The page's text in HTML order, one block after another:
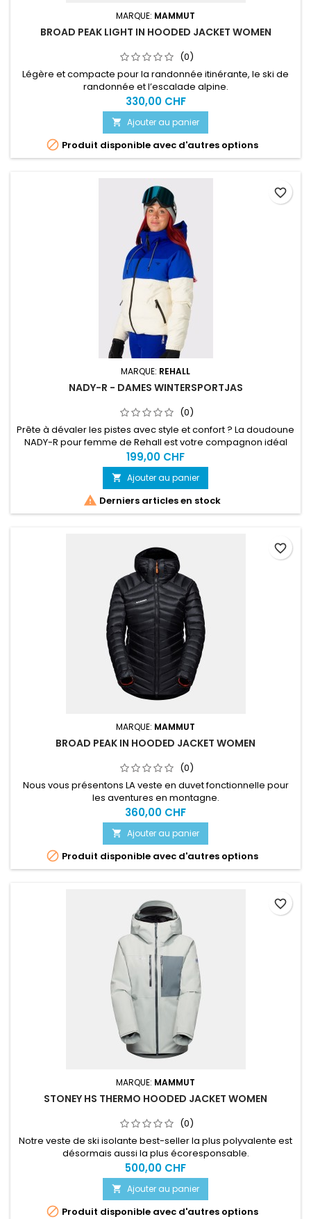
MARQUE: MAMMUT
BROAD PEAK LIGHT IN HOODED JACKET WOMEN
(0)
Légère et compacte pour la randonnée itinérante, le ski de
randonnée et l’escalade alpine.
330,00 CHF
 Ajouter au panier
 Produit disponible avec d'autres options
MARQUE: REHALL
NADY-R - DAMES WINTERSPORTJAS
(0)
Prête à dévaler les pistes avec style et confort ? La doudoune
NADY-R pour femme de Rehall est votre compagnon idéal
pour un hiver plein d'aventures. Cette veste de sports d'hiver
courte allie fonctionnalité et design tendance, idéale pour le
ski, le snowboard ou simplement pour profiter de la neige.
Fabriquée à partir de polyester 100 % recyclé, cette...
199,00 CHF
 Ajouter au panier
 Derniers articles en stock
favorite_border
MARQUE: MAMMUT
BROAD PEAK IN HOODED JACKET WOMEN
(0)
Nous vous présentons LA veste en duvet fonctionnelle pour
les aventures en montagne.
360,00 CHF
 Ajouter au panier
 Produit disponible avec d'autres options
favorite_border
MARQUE: MAMMUT
STONEY HS THERMO HOODED JACKET WOMEN
(0)
Notre veste de ski isolante best-seller la plus polyvalente est
désormais aussi la plus écoresponsable.
500,00 CHF
 Ajouter au panier
 Produit disponible avec d'autres options
favorite_border